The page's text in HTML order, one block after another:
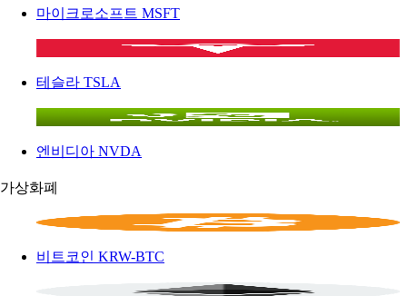
마이크로소프트 MSFT
테슬라 TSLA
엔비디아 NVDA
가상화폐
비트코인 KRW-BTC